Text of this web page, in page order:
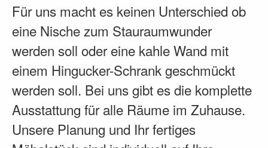
Für uns macht es keinen Unterschied ob
eine Nische zum Stauraumwunder
werden soll oder eine kahle Wand mit
einem Hingucker-Schrank geschmückt
werden soll. Bei uns gibt es die komplette
Ausstattung für alle Räume im Zuhause.
Unsere Planung und Ihr fertiges